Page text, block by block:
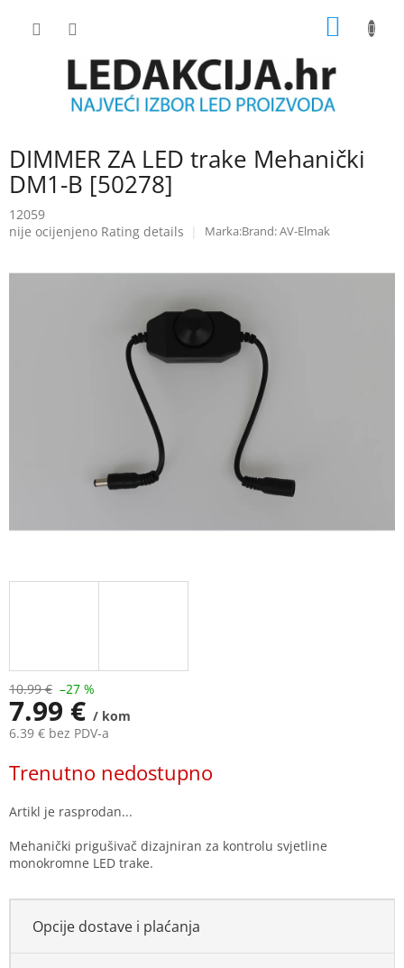
DIMMER ZA LED trake Mehanički
DM1-B [50278]
12059
The
nije ocijenjeno Rating details Brand:AV-Elmak
10.99 € –27 %
7.99 € / kom
6.39 € bez PDV-a
price:
Trenutno nedostupno
Mehanički prigušivač dizajniran za kontrolu svjetline
monokromne LED trake.
Opcije dostave i plaćanja